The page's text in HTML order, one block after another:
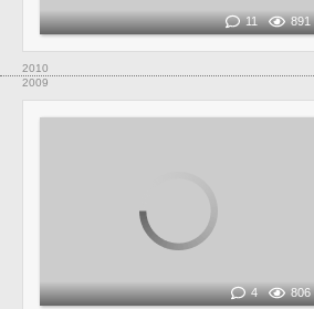
11 891
2010
2009
4 806